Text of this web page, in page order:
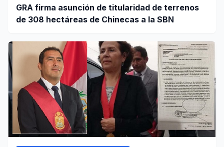
GRA firma asunción de titularidad de terrenos
de 308 hectáreas de Chinecas a la SBN